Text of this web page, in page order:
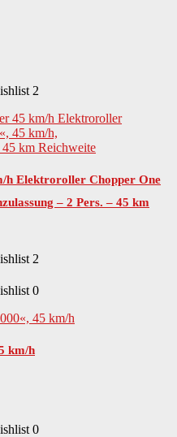
2
h Elektroroller Chopper One
– 2 Pers. – 45 km
2
0
km/h
0